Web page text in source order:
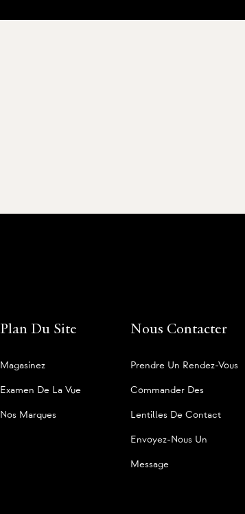
Plan Du Site
Magasinez
Examen De La Vue
Nos Marques
Nous Contacter
Prendre Un Rendez-Vous
Commander Des
Lentilles De Contact
Envoyez-Nous Un
Message